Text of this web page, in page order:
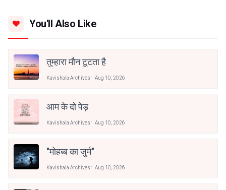
You'll Also Like
तुम्हारा मौन टूटता है
Kavishala Archives Aug 10, 2026
आम के दो पेड़
Kavishala Archives Aug 10, 2026
"मोहब्ब का जुर्म"
Kavishala Archives Aug 10, 2026